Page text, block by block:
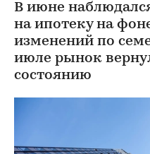
В июне
на ипотеку на
изменений по
июле рынок
состоянию